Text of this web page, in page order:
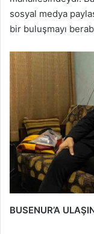
sosyal medya
bir buluşmayı
BUSENUR’A